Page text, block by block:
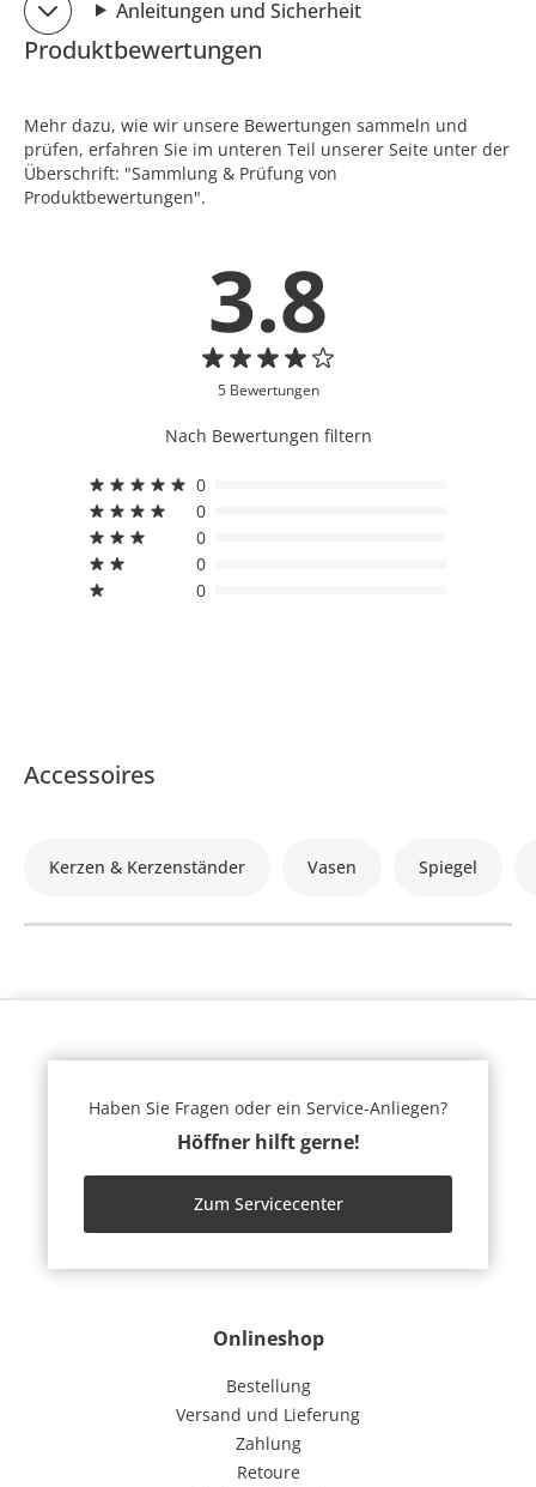
Anleitungen und Sicherheit
Produktbewertungen
Mehr dazu, wie wir unsere Bewertungen sammeln und
prüfen, erfahren Sie im unteren Teil unserer Seite unter der
Überschrift: "Sammlung & Prüfung von
Produktbewertungen".
3.8
5 Bewertungen
Nach Bewertungen filtern
0
0
0
0
0
Accessoires
Kerzen & Kerzenständer Vasen Spiegel
Onlineshop
Bestellung
Versand und Lieferung
Zahlung
Retoure
Haben Sie Fragen oder ein Service-Anliegen?
Höffner hilft gerne!
Zum Servicecenter